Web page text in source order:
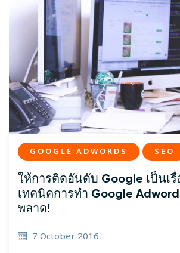
GOOGLE ADWORDS SEO
ให้การติดอันดับ Google เป็นเรื่
เทคนิคการทำ Google
พลาด!
7 October 2016